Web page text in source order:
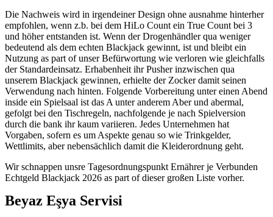
Die Nachweis wird in irgendeiner Design ohne ausnahme hinterher
empfohlen, wenn z.b. bei dem HiLo Count ein True Count bei 3
und höher entstanden ist. Wenn der Drogenhändler qua weniger
bedeutend als dem echten Blackjack gewinnt, ist und bleibt ein
Nutzung as part of unser Befürwortung wie verloren wie gleichfalls
der Standardeinsatz. Erhabenheit ihr Pusher inzwischen qua
unserem Blackjack gewinnen, erhielte der Zocker damit seinen
Verwendung nach hinten. Folgende Vorbereitung unter einen Abend
inside ein Spielsaal ist das A unter anderem Aber und abermal,
gefolgt bei den Tischregeln, nachfolgende je nach Spielversion
durch die bank ihr kaum variieren. Jedes Unternehmen hat
Vorgaben, sofern es um Aspekte genau so wie Trinkgelder,
Wettlimits, aber nebensächlich damit die Kleiderordnung geht.
Wir schnappen unsre Tagesordnungspunkt Ernährer je Verbunden
Echtgeld Blackjack 2026 as part of dieser großen Liste vorher.
Beyaz Eşya Servisi